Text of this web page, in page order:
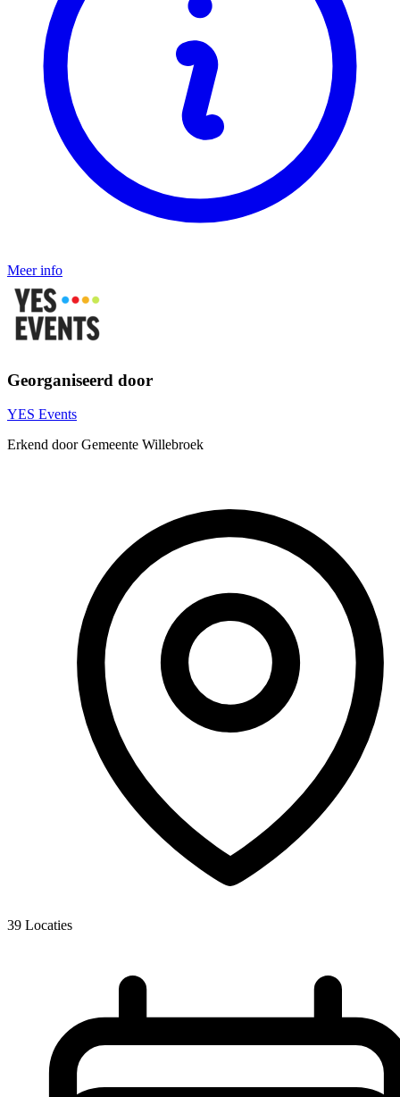
Meer info
Georganiseerd door
YES Events
Erkend door Gemeente Willebroek
39 Locaties